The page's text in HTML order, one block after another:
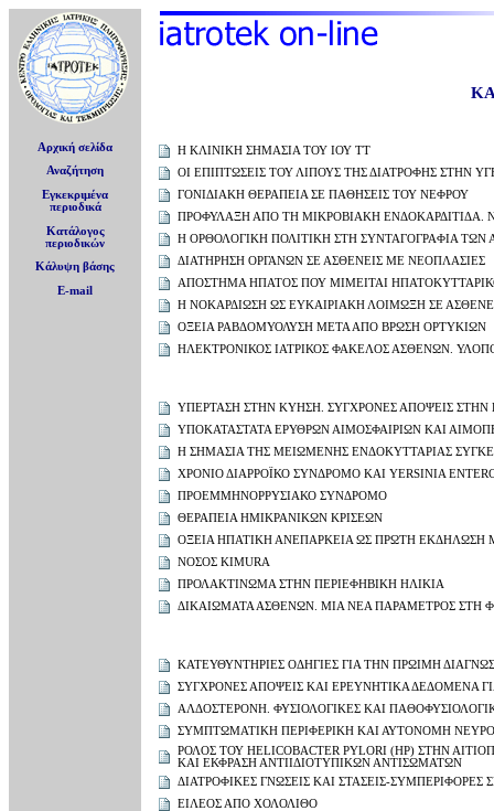
Αρχική σελίδα
Αναζήτηση
Εγκεκριμένα
περιοδικά
Κατάλογος
περιοδικών
Κάλυψη βάσης
E-mail
Η ΚΛΙΝΙΚΗ ΣΗΜΑΣΙΑ ΤΟΥ ΙΟΥ ΤΤ
ΟΙ ΕΠΙΠΤΩΣΕΙΣ ΤΟΥ ΛΙΠΟΥΣ ΤΗΣ ΔΙΑΤΡΟΦΗΣ ΣΤΗΝ
ΓΟΝΙΔΙΑΚΗ ΘΕΡΑΠΕΙΑ ΣΕ ΠΑΘΗΣΕΙΣ ΤΟΥ ΝΕΦΡΟΥ
ΠΡΟΦΥΛΑΞΗ ΑΠΟ ΤΗ ΜΙΚΡΟΒΙΑΚΗ ΕΝΔΟΚΑΡΔΙΤΙΔΑ.
Η ΟΡΘΟΛΟΓΙΚΗ ΠΟΛΙΤΙΚΗ ΣΤΗ ΣΥΝΤΑΓΟΓΡΑΦΙΑ
ΔΙΑΤΗΡΗΣΗ ΟΡΓΑΝΩΝ ΣΕ ΑΣΘΕΝΕΙΣ ΜΕ ΝΕΟΠΛΑΣΙΕΣ
ΑΠΟΣΤΗΜΑ ΗΠΑΤΟΣ ΠΟΥ ΜΙΜΕΙΤΑΙ
Η ΝΟΚΑΡΔΙΩΣΗ ΩΣ ΕΥΚΑΙΡΙΑΚΗ ΛΟΙΜΩΞΗ ΣΕ
ΟΞΕΙΑ ΡΑΒΔΟΜΥΟΛΥΣΗ ΜΕΤΑ ΑΠΟ ΒΡΩΣΗ ΟΡΤΥΚΙΩΝ
ΗΛΕΚΤΡΟΝΙΚΟΣ ΙΑΤΡΙΚΟΣ ΦΑΚΕΛΟΣ ΑΣΘΕΝΩΝ.
ΥΠΕΡΤΑΣΗ ΣΤΗΝ ΚΥΗΣΗ. ΣΥΓΧΡΟΝΕΣ ΑΠΟΨΕΙΣ ΣΤΗΝ
ΥΠΟΚΑΤΑΣΤΑΤΑ ΕΡΥΘΡΩΝ ΑΙΜΟΣΦΑΙΡΙΩΝ ΚΑΙ
Η ΣΗΜΑΣΙΑ ΤΗΣ ΜΕΙΩΜΕΝΗΣ ΕΝΔΟΚΥΤΤΑΡΙΑΣ
ΧΡΟΝΙΟ ΔΙΑΡΡΟΪΚΟ ΣΥΝΔΡΟΜΟ ΚΑΙ YERSINIA
ΠΡΟΕΜΜΗΝΟΡΡΥΣΙΑΚΟ ΣΥΝΔΡΟΜΟ
ΘΕΡΑΠΕΙΑ ΗΜΙΚΡΑΝΙΚΩΝ ΚΡΙΣΕΩΝ
ΟΞΕΙΑ ΗΠΑΤΙΚΗ ΑΝΕΠΑΡΚΕΙΑ ΩΣ ΠΡΩΤΗ ΕΚΔΗΛΩΣΗ
ΝΟΣΟΣ KIMURA
ΠΡΟΛΑΚΤΙΝΩΜΑ ΣΤΗΝ ΠΕΡΙΕΦΗΒΙΚΗ ΗΛΙΚΙΑ
ΔΙΚΑΙΩΜΑΤΑ ΑΣΘΕΝΩΝ. ΜΙΑ ΝΕΑ ΠΑΡΑΜΕΤΡΟΣ ΣΤΗ
ΚΑΤΕΥΘΥΝΤΗΡΙΕΣ ΟΔΗΓΙΕΣ ΓΙΑ ΤΗΝ ΠΡΩΙΜΗ
ΣΥΓΧΡΟΝΕΣ ΑΠΟΨΕΙΣ ΚΑΙ ΕΡΕΥΝΗΤΙΚΑ ΔΕΔΟΜΕΝΑ
ΑΛΔΟΣΤΕΡΟΝΗ. ΦΥΣΙΟΛΟΓΙΚΕΣ ΚΑΙ
ΣΥΜΠΤΩΜΑΤΙΚΗ ΠΕΡΙΦΕΡΙΚΗ ΚΑΙ ΑΥΤΟΝΟΜΗ
ΡΟΛΟΣ ΤΟΥ HELICOBACTER PYLORI (HP) ΣΤΗΝ
ΚΑΙ ΕΚΦΡΑΣΗ ΑΝΤΙΙΔΙΟΤΥΠΙΚΩΝ ΑΝΤΙΣΩΜΑΤΩΝ
ΔΙΑΤΡΟΦΙΚΕΣ ΓΝΩΣΕΙΣ ΚΑΙ ΣΤΑΣΕΙΣ-
ΕΙΛΕΟΣ ΑΠΟ ΧΟΛΟΛΙΘΟ